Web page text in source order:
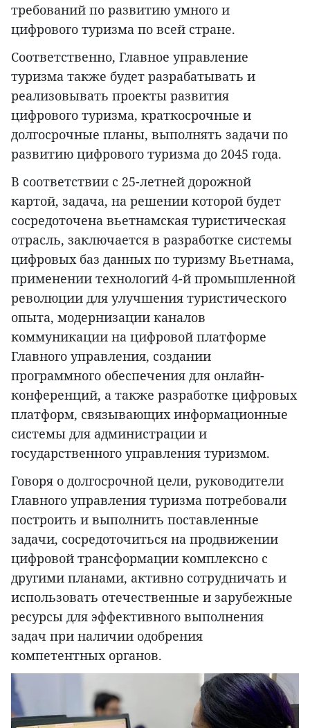
требований по развитию умного и
цифрового туризма по всей стране.
Соответственно, Главное управление
туризма также будет разрабатывать и
реализовывать проекты развития
цифрового туризма, краткосрочные и
долгосрочные планы, выполнять задачи по
развитию цифрового туризма до 2045 года.
В соответствии с 25-летней дорожной
картой, задача, на решении которой будет
сосредоточена вьетнамская туристическая
отрасль, заключается в разработке системы
цифровых баз данных по туризму Вьетнама,
применении технологий 4-й промышленной
революции для улучшения туристического
опыта, модернизации каналов
коммуникации на цифровой платформе
Главного управления, создании
программного обеспечения для онлайн-
конференций, а также разработке цифровых
платформ, связывающих информационные
системы для администрации и
государственного управления туризмом.
Говоря о долгосрочной цели, руководители
Главного управления туризма потребовали
построить и выполнить поставленные
задачи, сосредоточиться на продвижении
цифровой трансформации комплексно с
другими планами, активно сотрудничать и
использовать отечественные и зарубежные
ресурсы для эффективного выполнения
задач при наличии одобрения
компетентных органов.